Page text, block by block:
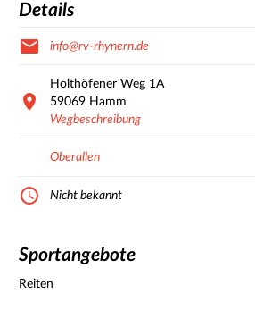
Details
info@rv-rhynern.de
Holthöfener Weg 1A
59069 Hamm
Wegbeschreibung
Oberallen
Nicht bekannt
Sportangebote
Reiten